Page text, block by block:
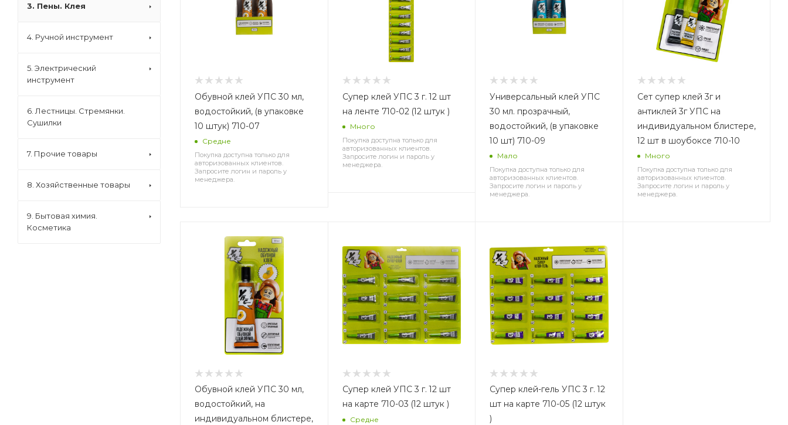
Обувной клей УПС 30 мл,
водостойкий, (в упаковке
10 штук) 710-07
Средне
Покупка доступна только для
авторизованных клиентов.
Запросите логин и пароль у
менеджера.
Супер клей УПС 3 г. 12 шт
на ленте 710-02 (12 штук )
Много
Покупка доступна только для
авторизованных клиентов.
Запросите логин и пароль у
менеджера.
Универсальный клей УПС
30 мл. прозрачный,
водостойкий, (в упаковке
10 шт) 710-09
Мало
Покупка доступна только для
авторизованных клиентов.
Запросите логин и пароль у
менеджера.
Сет супер клей 3г и
антиклей 3г УПС на
индивидуальном блистере,
12 шт в шоубоксе 710-10
Много
Покупка доступна только для
авторизованных клиентов.
Запросите логин и пароль у
менеджера.
Обувной клей УПС 30 мл,
водостойкий, на
индивидуальном блистере,
Супер клей УПС 3 г. 12 шт
на карте 710-03 (12 штук )
Средне
Супер клей-гель УПС 3 г. 12
шт на карте 710-05 (12 штук
)
3. Пены. Клея
4. Ручной инструмент
5. Электрический
инструмент
6. Лестницы. Стремянки.
Сушилки
7. Прочие товары
8. Хозяйственные товары
9. Бытовая химия.
Косметика